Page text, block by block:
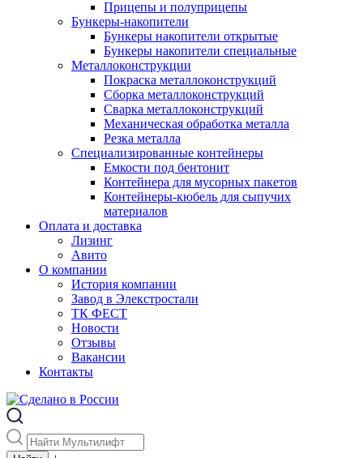
Прицепы и полуприцепы
Бункеры-накопители
Бункеры накопители открытые
Бункеры накопители специальные
Металлоконструкции
Покраска металлоконструкций
Сборка металлоконструкций
Сварка металлоконструкций
Механическая обработка металла
Резка металла
Специализированные контейнеры
Емкости под бентонит
Контейнера для мусорных пакетов
Контейнеры-кюбель для сыпучих
материалов
Оплата и доставка
Лизинг
Авито
О компании
История компании
Завод в Элекстростали
ТК ФЕСТ
Новости
Отзывы
Вакансии
Контакты